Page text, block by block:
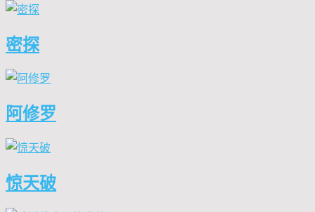
密探
阿修罗
惊天破